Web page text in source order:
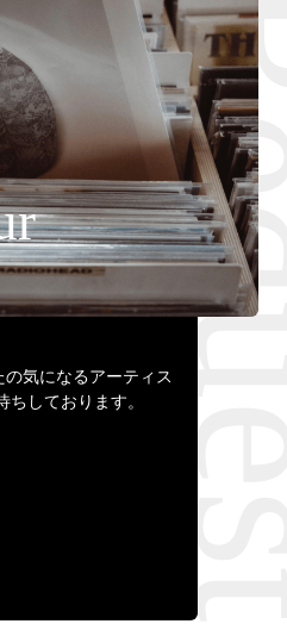
気になるアーティス
ちしております。